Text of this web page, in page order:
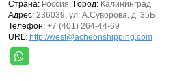
Страна: Россия, Город: Калининград
Адрес: 236039, ул. А.Суворова, д. 35Б
Телефон: +7 (401) 264-44-69
URL: http://west@acheonshipping.com